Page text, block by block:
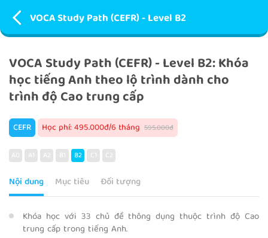
VOCA Study Path (CEFR) - Level B2
VOCA Study Path (CEFR) - Level B2: Khóa
học tiếng Anh theo lộ trình dành cho
trình độ Cao trung cấp
CEFR Học phí: 495.000đ/6 tháng 595.000đ
A0 A1 A2 B1 B2 C1 C2
Nội dung Mục tiêu Đối tượng
Khóa học với 33 chủ đề thông dụng thuộc trình độ Cao
trung cấp trong tiếng Anh.